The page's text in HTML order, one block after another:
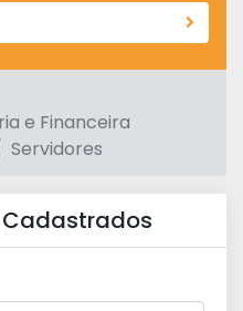
e Financeira
Servidores
Cadastrados